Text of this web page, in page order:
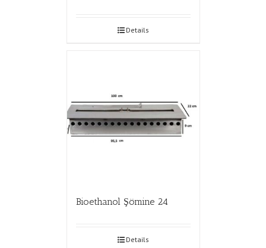
Details
Bioethanol Şömine 24
Details